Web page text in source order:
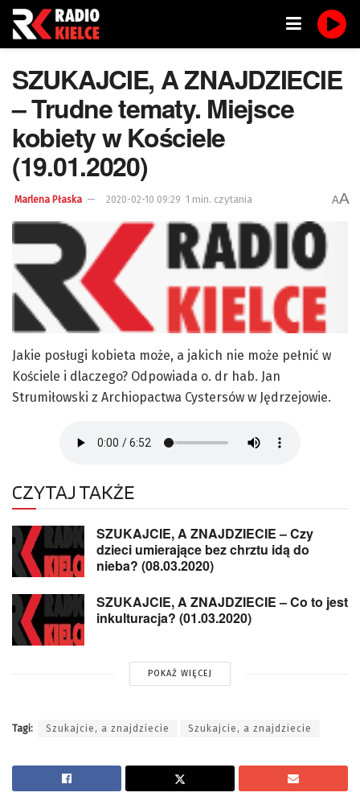
SZUKAJCIE, A ZNAJDZIECIE
– Trudne tematy. Miejsce
kobiety w Kościele
(19.01.2020)
Marlena Płaska 2020-02-10 09:29 1 min. czytania AA
Jakie posługi kobieta może, a jakich nie może pełnić w
Kościele i dlaczego? Odpowiada o. dr hab. Jan
Strumiłowski z Archiopactwa Cystersów w Jędrzejowie.
CZYTAJ TAKŻE
SZUKAJCIE, A ZNAJDZIECIE – Czy
dzieci umierające bez chrztu idą do
nieba? (08.03.2020)
SZUKAJCIE, A ZNAJDZIECIE – Co to jest
inkulturacja? (01.03.2020)
POKAŻ WIĘCEJ
Tagi: Szukajcie, a znajdziecie Szukajcie, a znajdziecie